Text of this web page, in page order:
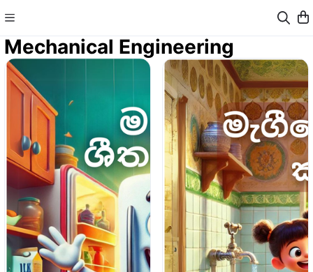
Mechanical Engineering